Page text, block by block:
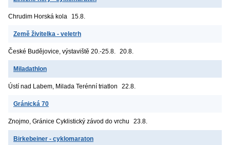
Chrudim Horská kola 15.8.
Země živitelka - veletrh
České Budějovice, výstaviště 20.-25.8. 20.8.
Miladathlon
Ústí nad Labem, Milada Terénní triatlon 22.8.
Gránická 70
Znojmo, Gránice Cyklistický závod do vrchu 23.8.
Birkebeiner - cyklomaraton